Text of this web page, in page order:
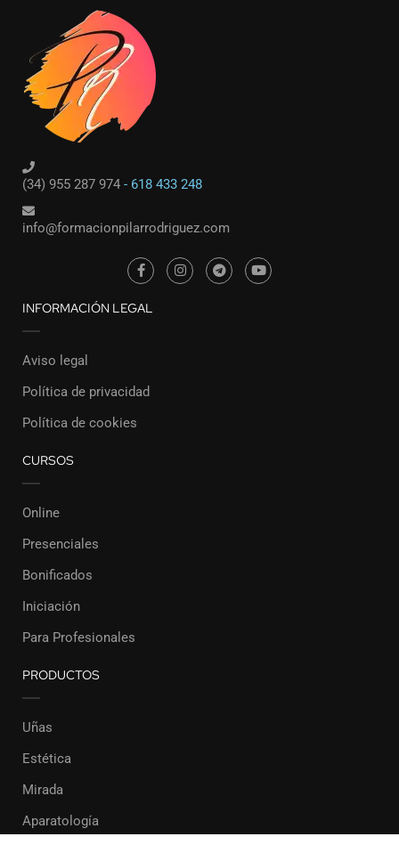
(34) 955 287 974 - 618 433 248
info@formacionpilarrodriguez.com
INFORMACIÓN LEGAL
Aviso legal
Política de privacidad
Política de cookies
CURSOS
Online
Presenciales
Bonificados
Iniciación
Para Profesionales
PRODUCTOS
Uñas
Estética
Mirada
Aparatología